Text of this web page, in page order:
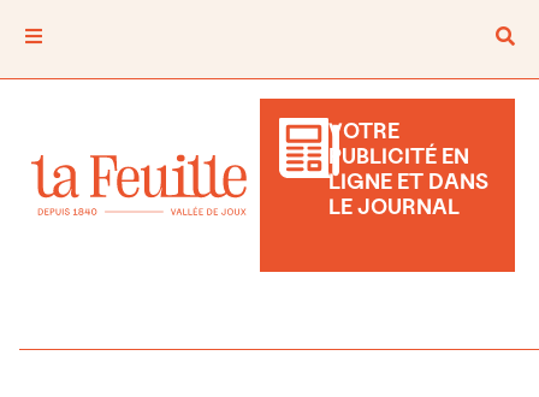
VOTRE
PUBLICITÉ EN
LIGNE ET DANS
LE JOURNAL